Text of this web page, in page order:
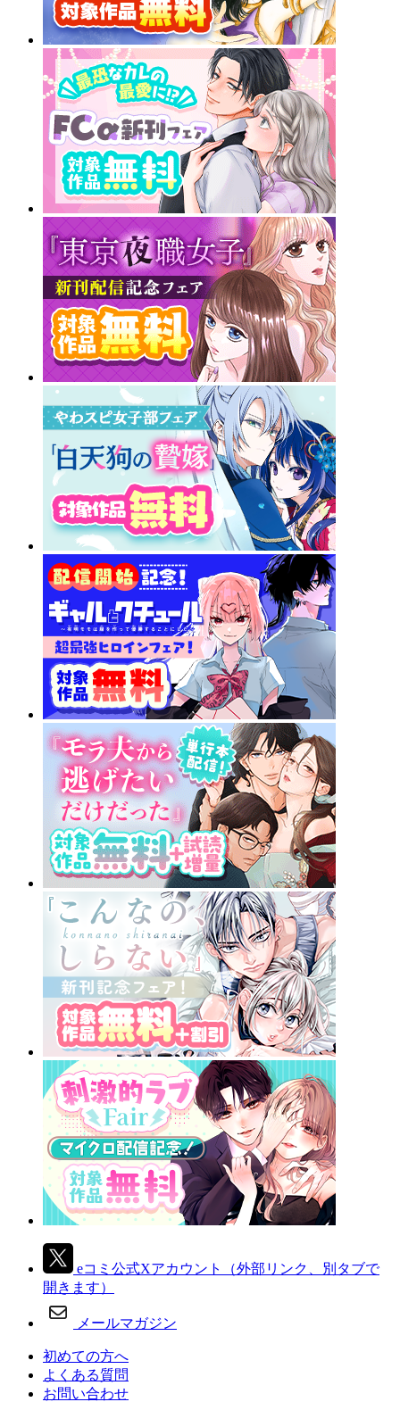
eコミ公式Xアカウント
（外部リンク、別タブで
開きます）
メールマガジン
初めての方へ
よくある質問
お問い合わせ